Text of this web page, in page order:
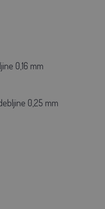
0,16 mm
0,25 mm